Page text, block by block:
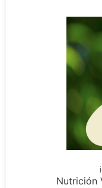
Nutrición